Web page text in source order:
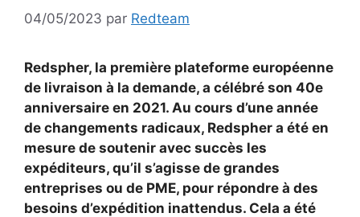
04/05/2023 par Redteam
Redspher, la première plateforme européenne
de livraison à la demande, a célébré son 40e
anniversaire en 2021. Au cours d’une année
de changements radicaux, Redspher a été en
mesure de soutenir avec succès les
expéditeurs, qu’il s’agisse de grandes
entreprises ou de PME, pour répondre à des
besoins d’expédition inattendus. Cela a été